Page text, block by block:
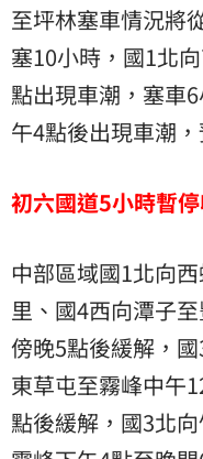
至坪林塞車情況將
塞10小時，國1北
點出現車潮，塞車
午4點後出現車潮
初六國道5小時暫
中部區域國1北向
里、國4西向潭子
傍晚5點後緩解，
東草屯至霧峰中午
點後緩解，國3北